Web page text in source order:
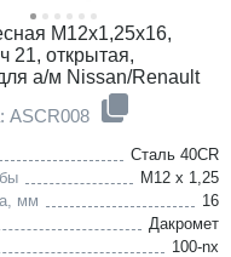
M12x1,25x16,
21, открытая,
а/м Nissan/Renault
ASCR008
Сталь 40CR
M12 x 1,25
мм
16
Дакромет
100-nx